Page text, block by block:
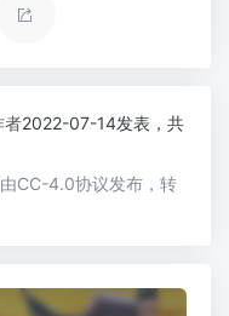
者2022-07-14发表，共
CC-4.0协议发布，转